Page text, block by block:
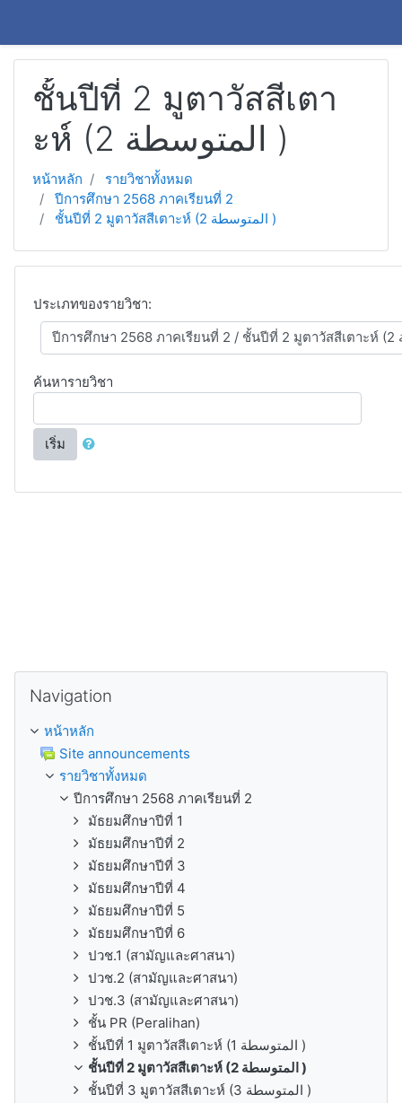
ชั้นปีที่ 2 มูตาวัสสีเตา
ะห์ (2 المتوسطة )
หน้าหลัก
รายวิชาทั้งหมด
ปีการศึกษา 2568 ภาคเรียนที่ 2
ชั้นปีที่ 2 มูตาวัสสีเตาะห์ (2 المتوسطة )
ประเภทของรายวิชา:
ค้นหารายวิชา
เริ่ม
Navigation
หน้าหลัก
Site announcements
รายวิชาทั้งหมด
ปีการศึกษา 2568 ภาคเรียนที่ 2
มัธยมศึกษาปีที่ 1
มัธยมศึกษาปีที่ 2
มัธยมศึกษาปีที่ 3
มัธยมศึกษาปีที่ 4
มัธยมศึกษาปีที่ 5
มัธยมศึกษาปีที่ 6
ปวช.1 (สามัญและศาสนา)
ปวช.2 (สามัญและศาสนา)
ปวช.3 (สามัญและศาสนา)
ชั้น PR (Peralihan)
ชั้นปีที่ 1 มูตาวัสสีเตาะห์ (1 المتوسطة )
ชั้นปีที่ 2 มูตาวัสสีเตาะห์ (2 المتوسطة )
ชั้นปีที่ 3 มูตาวัสสีเตาะห์ (3 المتوسطة )